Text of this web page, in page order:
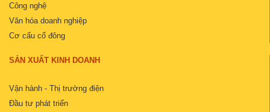
Công nghệ
Văn hóa doanh nghiệp
Cơ cấu cổ đông
SẢN XUẤT KINH DOANH
Vận hành - Thị trường điện
Đầu tư phát triển